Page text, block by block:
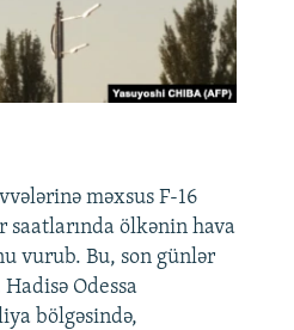
məxsus F-16
saatlarında ölkənin hava
vurub. Bu, son günlər
Odessa
bölgəsində,